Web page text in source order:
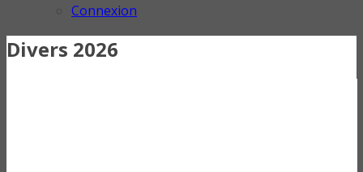
Connexion
Divers 2026